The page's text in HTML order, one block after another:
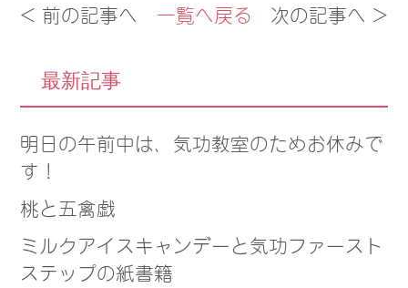
< 前の記事へ 一覧へ戻る 次の記事へ >
最新記事
明日の午前中は、気功教室のためお休みで
す！
桃と五禽戯
ミルクアイスキャンデーと気功ファースト
ステップの紙書籍